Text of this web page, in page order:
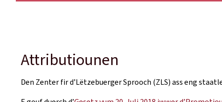
Attributiounen
Den Zenter fir d’Lëtzebuerger Sprooch (ZLS) ass eng